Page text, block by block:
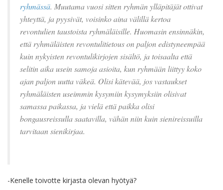
ryhmässä. Muutama vuosi sitten ryhmän ylläpitäjät ottivat
yhteyttä, ja pyysivät, voisinko aina välillä kertoa
revontulien taustoista ryhmäläisille. Huomasin ensinnäkin,
että ryhmäläisten revontulitietous on paljon edistyneempää
kuin nykyisten revontulikirjojen sisältö, ja toisaalta että
selitin aika usein samoja asioita, kun ryhmään liittyy koko
ajan paljon uutta väkeä. Olisi kätevää, jos vastaukset
ryhmäläisten useimmin kysymiin kysymyksiin olisivat
samassa paikassa, ja vielä että paikka olisi
bongausreissulla saatavilla, vähän niin kuin sienireissuilla
tarvitaan sienikirjaa.
-Kenelle toivotte kirjasta olevan hyötyä?